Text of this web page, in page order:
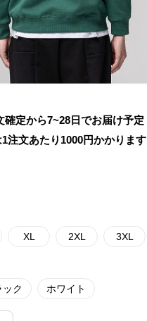
確定から7~28日でお届け予定
注文あたり 1000円かかります
XL 2XL 3XL
ック ホワイト